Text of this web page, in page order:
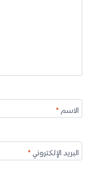
الاسم*
البريد الإلكتروني*